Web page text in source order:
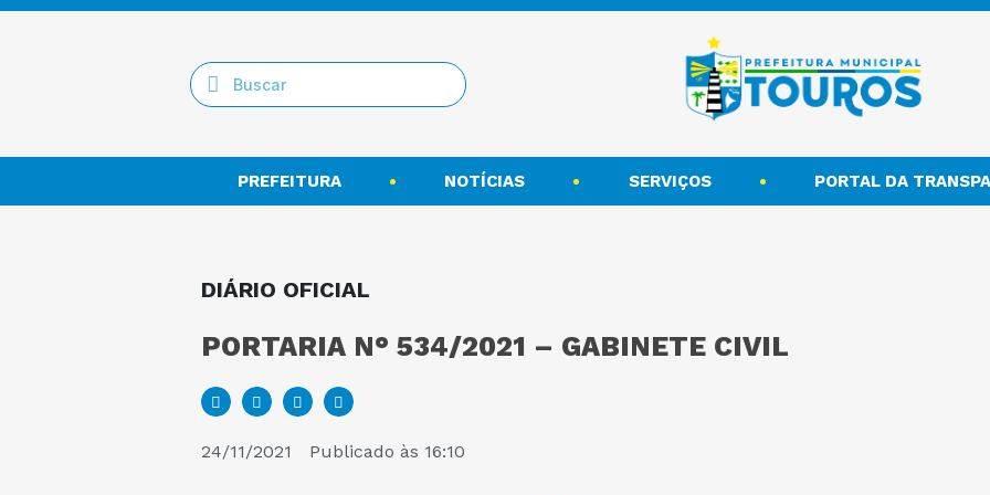
PREFEITURA NOTÍCIAS SERVIÇOS PORTAL DA
DIÁRIO OFICIAL
PORTARIA N° 534/2021 – GABINETE CIVIL
24/11/2021 Publicado às 16:10